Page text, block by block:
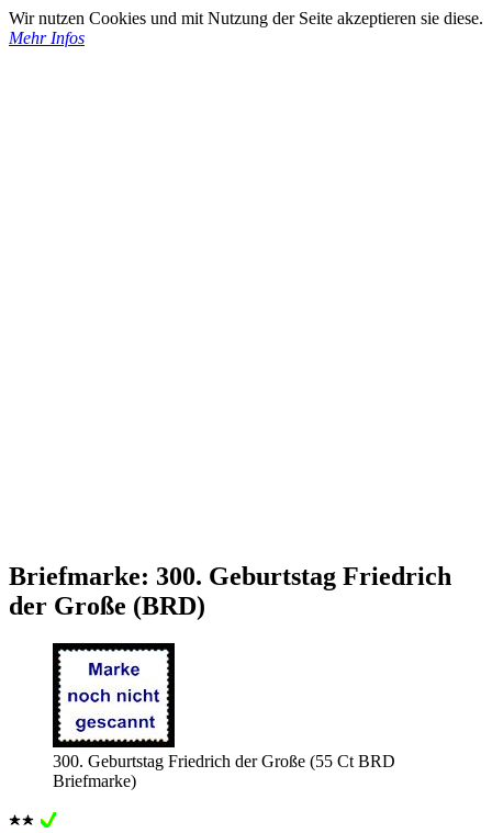
Wir nutzen Cookies und mit Nutzung der Seite akzeptieren sie diese.
Mehr Infos
Briefmarke: 300. Geburtstag Friedrich
der Große (BRD)
300. Geburtstag Friedrich der Große (55 Ct BRD
Briefmarke)